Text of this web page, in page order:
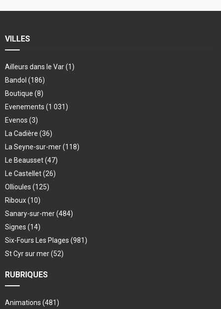
VILLES
Ailleurs dans le Var(1)
Bandol (186)
Boutique (8)
Evenements (1 031)
Evenos (3)
La Cadière (36)
La Seyne-sur-mer(118)
Le Beausset(47)
Le Castellet(26)
Ollioules (125)
Riboux(10)
Sanary-sur-mer(484)
Signes (14)
Six-Fours Les Plages (981)
St Cyr sur mer(52)
RUBRIQUES
Animations (481)